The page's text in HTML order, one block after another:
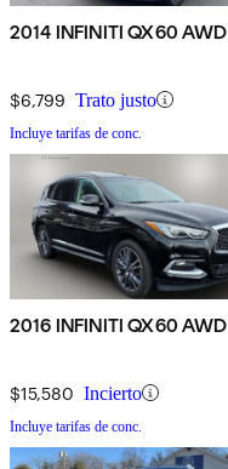
2014 INFINITI QX60 AWD
$6,799 Trato justo
Incluye tarifas de conc.
2016 INFINITI QX60 AWD
$15,580 Incierto
Incluye tarifas de conc.